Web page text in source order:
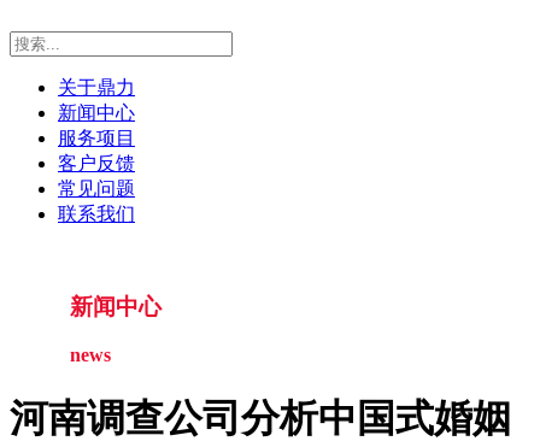
关于鼎力
新闻中心
服务项目
客户反馈
常见问题
联系我们
新闻中心
news
河南调查公司分析中国式婚姻